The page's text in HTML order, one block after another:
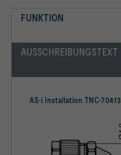
FUNKTION
AUSSCHREIBUNGSTEXT
AS-i Installation TNC-70413